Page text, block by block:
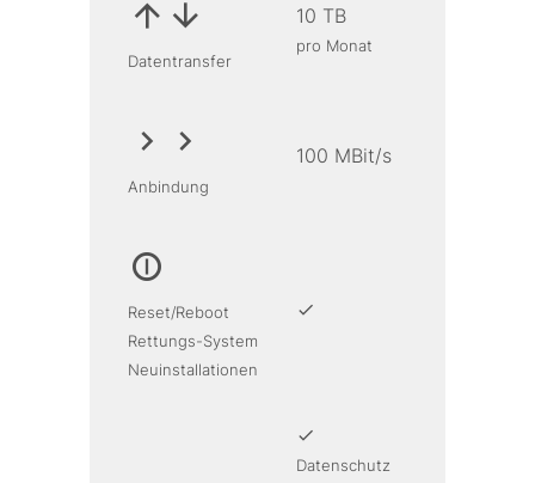
Datentransfer
10 TB
pro Monat
Anbindung
100 MBit/s
Reset/Reboot
Rettungs-System
Neuinstallationen
Datenschutz